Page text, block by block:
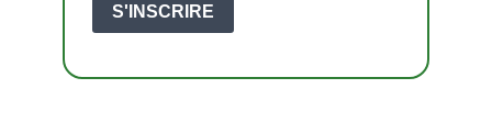
S'INSCRIRE